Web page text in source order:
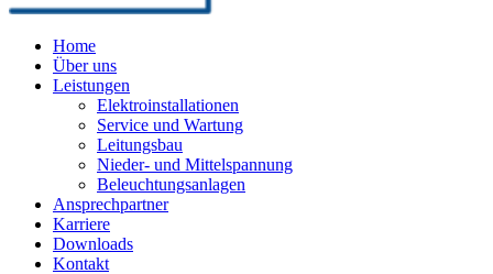
Home
Über uns
Leistungen
Elektroinstallationen
Service und Wartung
Leitungsbau
Nieder- und Mittelspannung
Beleuchtungsanlagen
Ansprechpartner
Karriere
Downloads
Kontakt